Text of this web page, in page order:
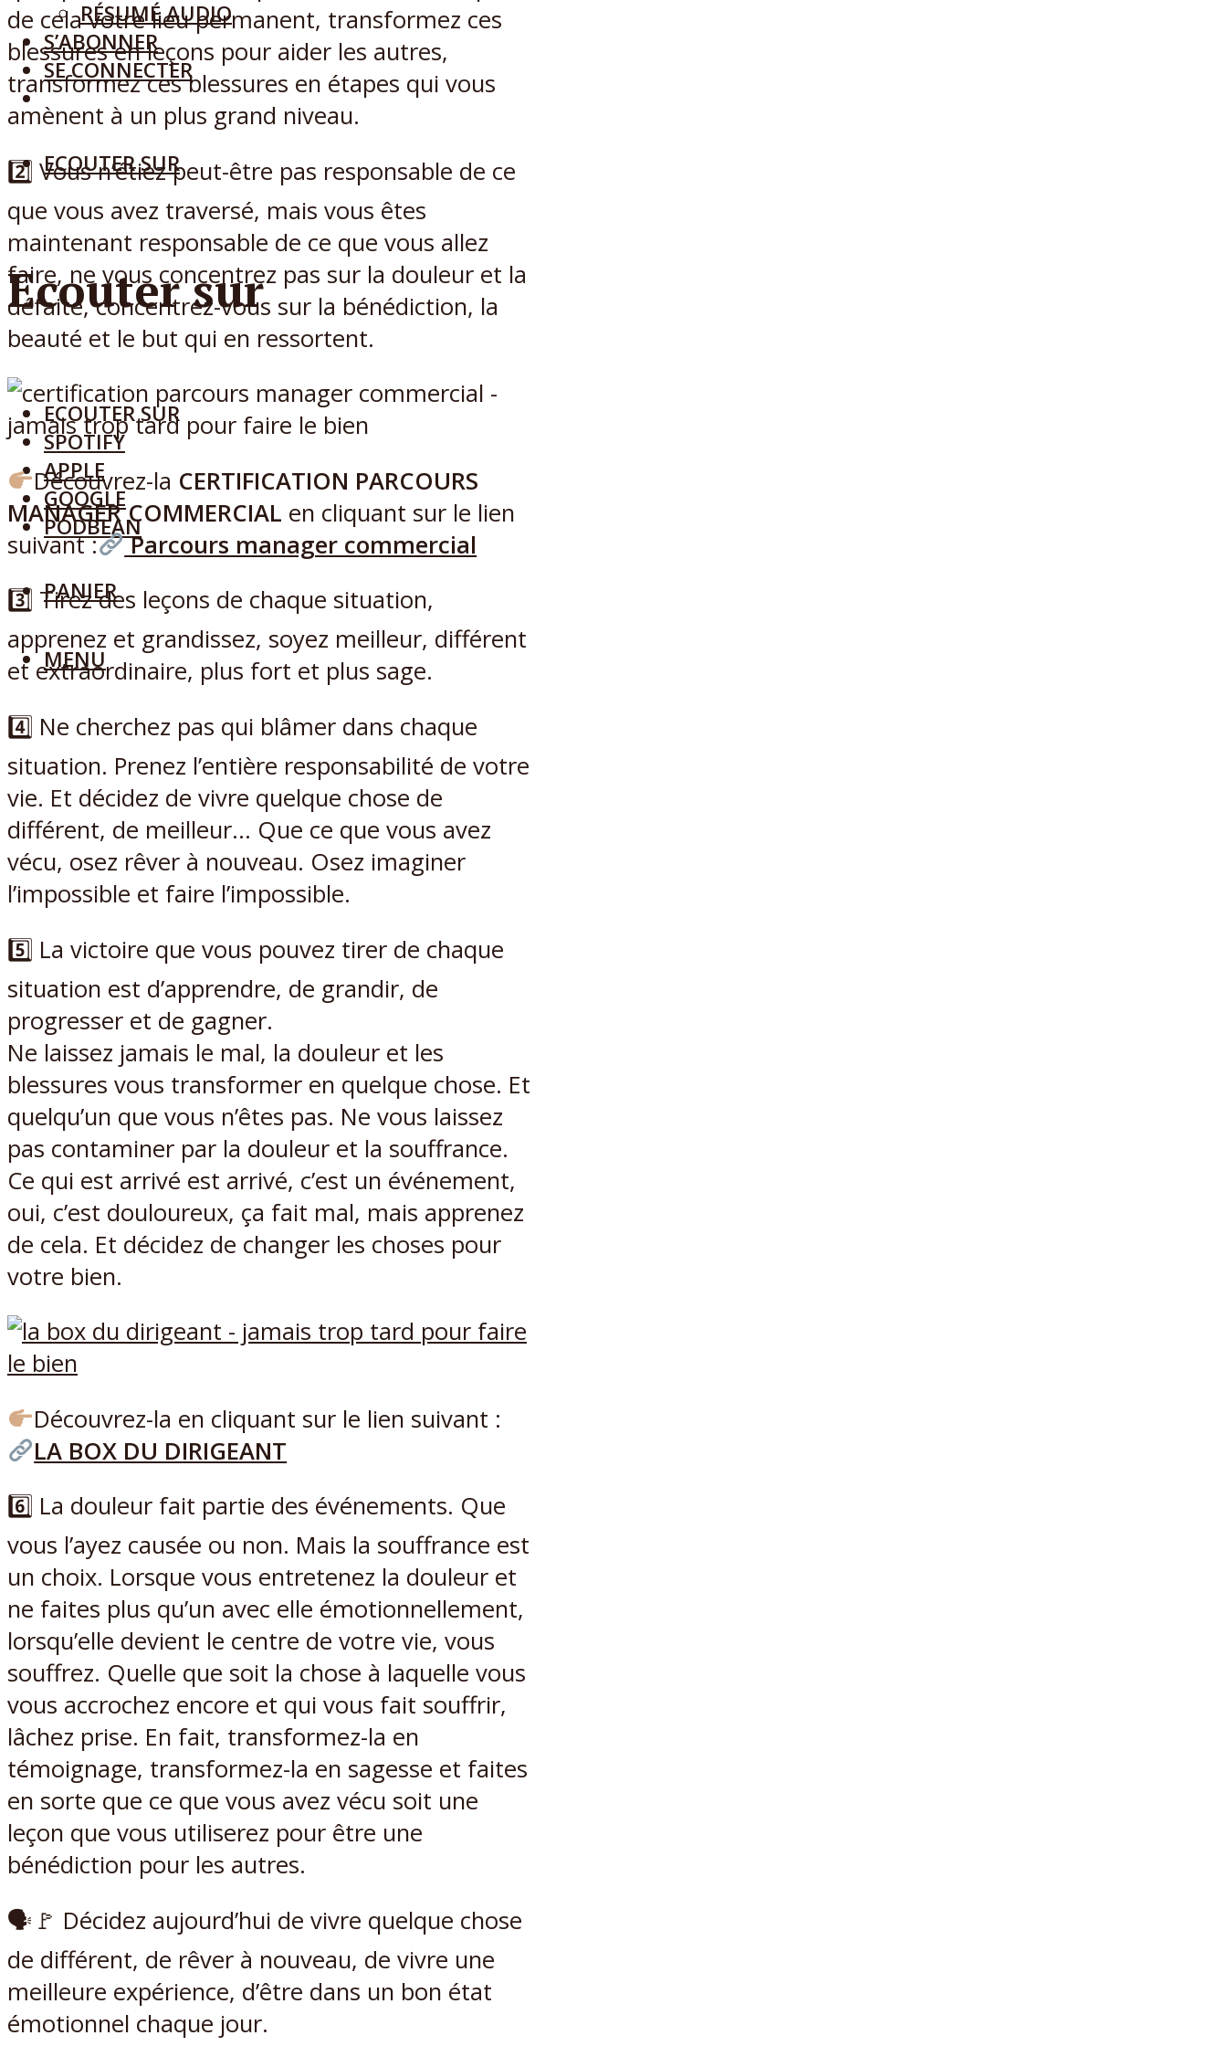
RÉSUMÉ AUDIO
S’ABONNER
SE CONNECTER
ECOUTER SUR
Ecouter sur
ECOUTER SUR
SPOTIFY
APPLE
GOOGLE
PODBEAN
PANIER
MENU
de cela votre lieu permanent, transformez ces
blessures en leçons pour aider les autres,
transformez ces blessures en étapes qui vous
amènent à un plus grand niveau.
2️⃣ Vous n’étiez peut-être pas responsable de ce
que vous avez traversé, mais vous êtes
maintenant responsable de ce que vous allez
faire, ne vous concentrez pas sur la douleur et la
défaite, concentrez-vous sur la bénédiction, la
beauté et le but qui en ressortent.
Découvrez-la CERTIFICATION PARCOURS
MANAGER COMMERCIAL en cliquant sur le lien
suivant :
Parcours manager commercial
3️⃣ Tirez des leçons de chaque situation,
apprenez et grandissez, soyez meilleur, différent
et extraordinaire, plus fort et plus sage.
4️⃣ Ne cherchez pas qui blâmer dans chaque
situation. Prenez l’entière responsabilité de votre
vie. Et décidez de vivre quelque chose de
différent, de meilleur… Que ce que vous avez
vécu, osez rêver à nouveau. Osez imaginer
l’impossible et faire l’impossible.
5️⃣ La victoire que vous pouvez tirer de chaque
situation est d’apprendre, de grandir, de
progresser et de gagner.
Ne laissez jamais le mal, la douleur et les
blessures vous transformer en quelque chose. Et
quelqu’un que vous n’êtes pas. Ne vous laissez
pas contaminer par la douleur et la souffrance.
Ce qui est arrivé est arrivé, c’est un événement,
oui, c’est douloureux, ça fait mal, mais apprenez
de cela. Et décidez de changer les choses pour
votre bien.
Découvrez-la en cliquant sur le lien suivant :
LA BOX DU DIRIGEANT
6️⃣ La douleur fait partie des événements. Que
vous l’ayez causée ou non. Mais la souffrance est
un choix. Lorsque vous entretenez la douleur et
ne faites plus qu’un avec elle émotionnellement,
lorsqu’elle devient le centre de votre vie, vous
souffrez. Quelle que soit la chose à laquelle vous
vous accrochez encore et qui vous fait souffrir,
lâchez prise. En fait, transformez-la en
témoignage, transformez-la en sagesse et faites
en sorte que ce que vous avez vécu soit une
leçon que vous utiliserez pour être une
bénédiction pour les autres.
🗣🚩 Décidez aujourd’hui de vivre quelque chose
de différent, de rêver à nouveau, de vivre une
meilleure expérience, d’être dans un bon état
émotionnel chaque jour.